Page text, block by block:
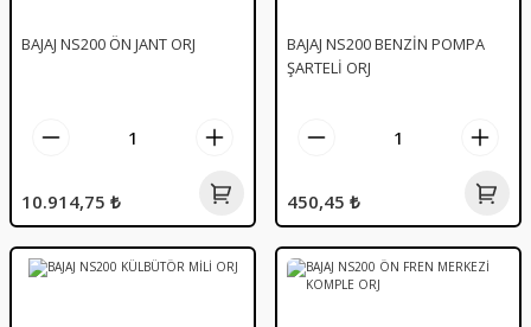
BAJAJ NS200 ÖN JANT ORJ
10.914,75 ₺
BAJAJ NS200 BENZİN POMPA
ŞARTELİ ORJ
450,45 ₺